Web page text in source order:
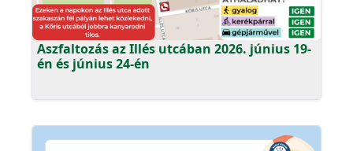
Aszfaltozás az Illés utcában 2026. június 19-
én és június 24-én